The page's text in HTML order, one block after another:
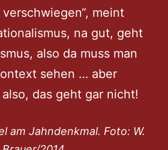
meint
na gut, geht
also da muss man
sehen … aber
das geht gar nicht!
am Jahndenkmal. Foto: W.